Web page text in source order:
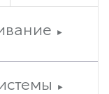
►
►